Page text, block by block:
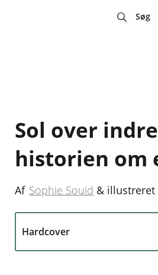
Søg
Sol over
historien om
Af Sophie Souid & illustreret
Hardcover